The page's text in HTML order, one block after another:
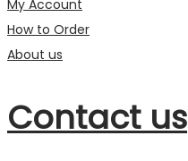
My Account
How to Order
About us
Contact us